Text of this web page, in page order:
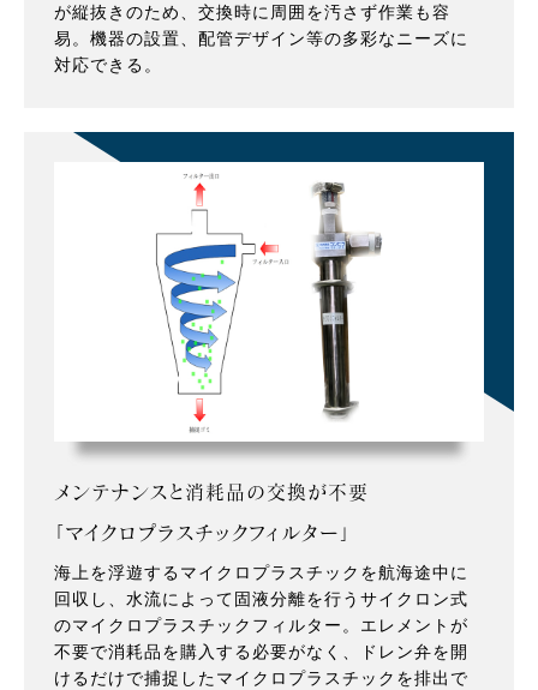
が縦抜きのため、交換時に周囲を汚さず作業も容
易。機器の設置、配管デザイン等の多彩なニーズに
対応できる。
メンテナンスと消耗品の交換が不要
「マイクロプラスチックフィルター」
海上を浮遊するマイクロプラスチックを航海途中に
回収し、水流によって固液分離を行うサイクロン式
のマイクロプラスチックフィルター。エレメントが
不要で消耗品を購入する必要がなく、ドレン弁を開
けるだけで捕捉したマイクロプラスチックを排出で